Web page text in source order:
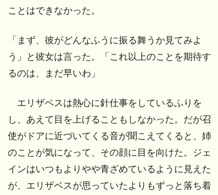
ことはできなかった。
「まず、彼がどんなふうに振る舞うか見てみよ
う」と彼女は言った。「これ以上のことを期待す
るのは、まだ早いわ」
エリザベスは熱心に針仕事をしているふりを
し、あえて目を上げることもしなかった。だが召
使がドアに近づいてくる音が聞こえてくると、姉
のことが気になって、その顔に目を向けた。ジェ
インはいつもよりやや青ざめているように見えた
が、エリザベスが思っていたよりもずっと落ち着